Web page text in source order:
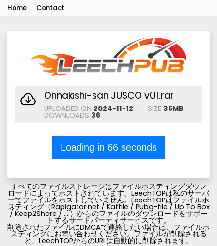
Home Contact
Onnakishi-san JUSCO v01.rar
UPLOADED ON 2024-11-12 SIZE 35MB
DOWNLOADS 36
Loading in 66seconds
すべてのファイルストレージはファイルホスティングダウン
ロードによってホストされています。LeechTOPは私のサーバ
ーでファイルをホストしていません。LeechTOPはファイルホ
スティング（Rapigator.net / Katfile / Pubg-file / Up To Box
/ Keep2Share / ....）からのファイルのダウンロードをサポー
トするサードパーティサービスです。
削除されたファイルにDMCAで連絡したい場合は、ファイルホ
スティングにお問い合わせください。ファイルが削除される
と、LeechTOPからのURLは自動的に削除されます。